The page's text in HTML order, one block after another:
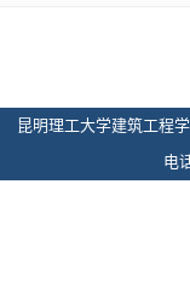
昆明理工大学建筑工程
电